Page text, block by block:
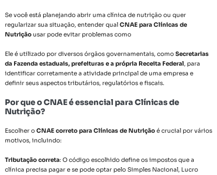
Se você está planejando abrir uma clínica de nutrição ou quer
regularizar sua situação, entender qual CNAE para Clínicas de
Nutrição usar pode evitar problemas como
Ele é utilizado por diversos órgãos governamentais, como Secretarias
da Fazenda estaduais, prefeituras e a própria Receita Federal, para
identificar corretamente a atividade principal de uma empresa e
definir seus aspectos tributários, regulatórios e fiscais.
Por que o CNAE é essencial para Clínicas de
Nutrição?
Escolher o CNAE correto para Clínicas de Nutrição é crucial por vários
motivos, incluindo:
Tributação correta: O código escolhido define os impostos que a
clínica precisa pagar e se pode optar pelo Simples Nacional, Lucro